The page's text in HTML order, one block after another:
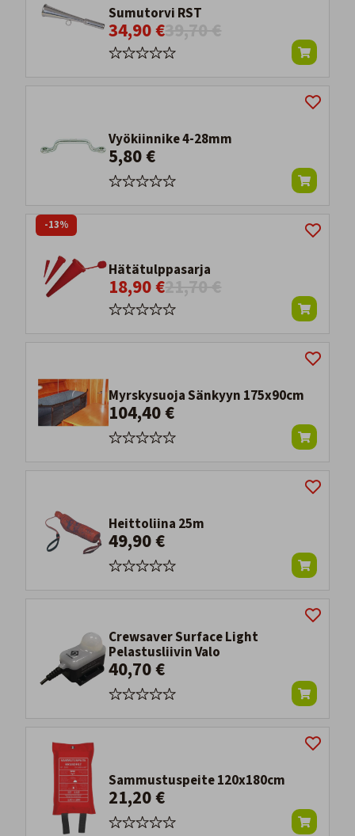
Sumutorvi RST
34,90 €
Vyökiinnike 4-28mm
5,80 €
Hätätulppasarja
18,90 €
-13%
Myrskysuoja Sänkyyn 175x90cm
104,40 €
Heittoliina 25m
49,90 €
Crewsaver Surface Light
Pelastusliivin Valo
40,70 €
Sammustuspeite 120x180cm
21,20 €